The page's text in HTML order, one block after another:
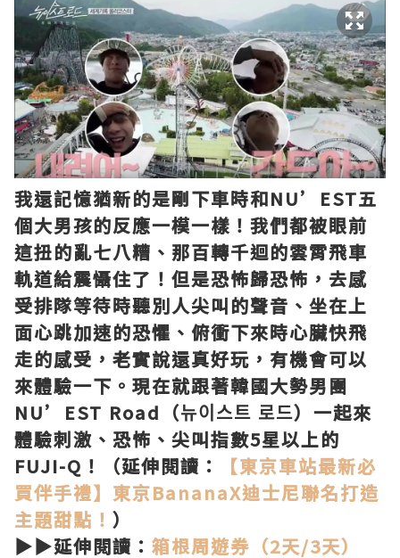
我還記憶猶新的是剛下車時和NU’EST五
個大男孩的反應一模一樣！我們都被眼前
這扭的亂七八糟、那百轉千迴的雲霄飛車
軌道給震懾住了！但是恐怖歸恐怖，去感
受排隊等待時聽別人尖叫的聲音、坐在上
面心跳加速的恐懼、俯衝下來時心臟快飛
走的感受，老實說還真好玩，有機會可以
來體驗一下。現在就跟著韓國大勢男團
NU’EST Road（뉴이스트 로드）一起來
體驗刺激、恐怖、尖叫指數5星以上的
FUJI-Q！（延伸閱讀：
【東京車站最新必
買伴手禮】東京BananaX迪士尼聯名打造
主題甜點！ ）
▶▶延伸閱讀： 箱根周遊券（2天/3天）